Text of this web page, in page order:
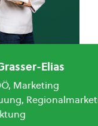
Elias
Marketing